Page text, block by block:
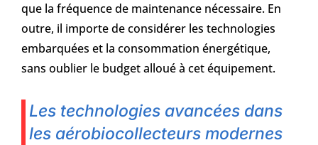
que la fréquence de maintenance nécessaire. En
outre, il importe de considérer les technologies
embarquées et la consommation énergétique,
sans oublier le budget alloué à cet équipement.
Les technologies avancées dans
les aérobiocollecteurs modernes